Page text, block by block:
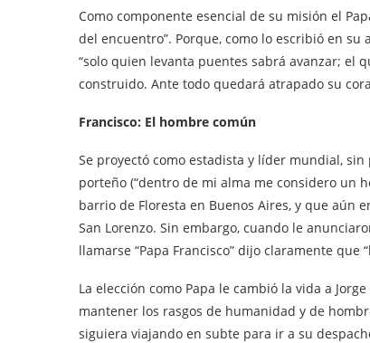
Como componente esencial de su misión el
del encuentro”. Porque, como lo escribió en
“solo quien levanta puentes sabrá avanzar; el
construido. Ante todo quedará atrapado su
Francisco: El hombre común
Se proyectó como estadista y líder mundial,
porteño (“dentro de mi alma me considero un
barrio de Floresta en Buenos Aires, y que aún
San Lorenzo. Sin embargo, cuando le
llamarse “Papa Francisco” dijo claramente que
La elección como Papa le cambió la vida a
mantener los rasgos de humanidad y de
siguiera viajando en subte para ir a su